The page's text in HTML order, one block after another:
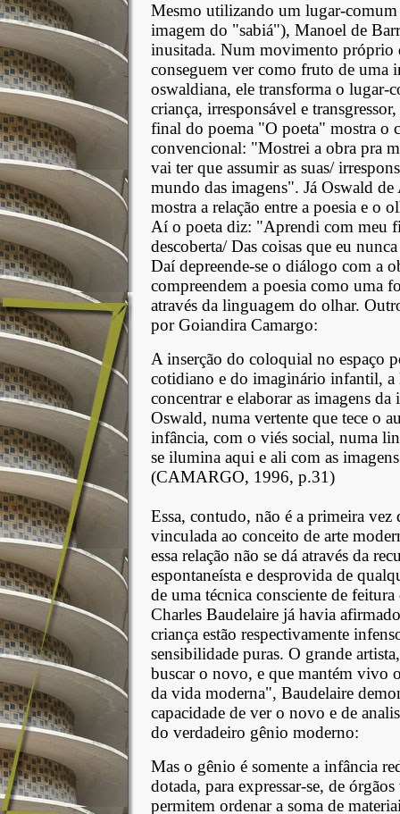
Mesmo utilizando um lugar-
imagem do "sabiá"), Manoel de
inusitada. Num movimento próprio
conseguem ver como fruto de uma
oswaldiana, ele transforma o lugar-
criança, irresponsável e
final do poema "O poeta" mostra
convencional: "Mostrei a obra pra
vai ter que assumir as suas/
mundo das imagens". Já Oswald
mostra a relação entre a poesia e o
Aí o poeta diz: "Aprendi com meu
descoberta/ Das coisas que eu
Daí depreende-se o diálogo com a
compreendem a poesia como uma
através da linguagem do olhar.
por Goiandira Camargo:
A inserção do coloquial no espaço
cotidiano e do imaginário infantil, a
concentrar e elaborar as imagens
Oswald, numa vertente que tece o
infância, com o viés social, numa
se ilumina aqui e ali com as
(CAMARGO, 1996, p.31)
Essa, contudo, não é a primeira vez
vinculada ao conceito de arte
essa relação não se dá através da
espontaneísta e desprovida de
de uma técnica consciente de
Charles Baudelaire já havia
criança estão respectivamente
sensibilidade puras. O grande
buscar o novo, e que mantém vivo
da vida moderna", Baudelaire
capacidade de ver o novo e de
do verdadeiro gênio moderno:
Mas o gênio é somente a infância
dotada, para expressar-se, de
permitem ordenar a soma de